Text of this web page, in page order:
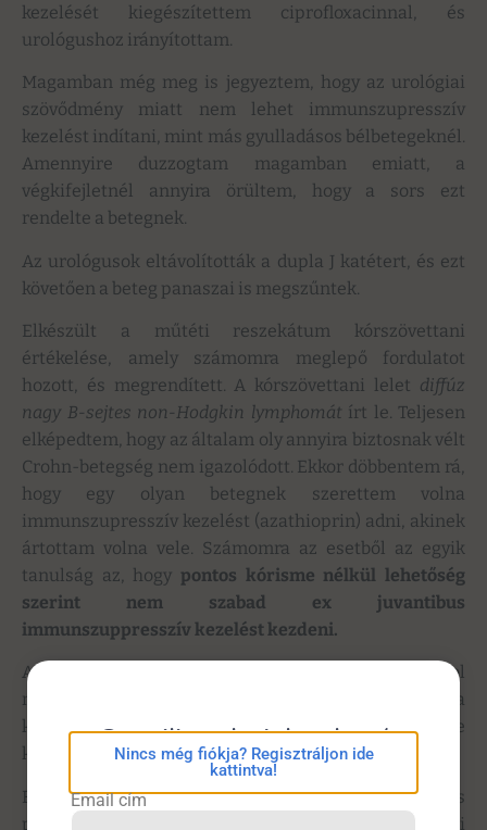
kezelését kiegészítettem ciprofloxacinnal, és
urológushoz irányítottam.
Magamban még meg is jegyeztem, hogy az urológiai
szövődmény miatt nem lehet immunszupresszív
kezelést indítani, mint más gyulladásos bélbetegeknél.
Amennyire duzzogtam magamban emiatt, a
végkifejletnél annyira örültem, hogy a sors ezt
rendelte a betegnek.
Az urológusok eltávolították a dupla J katétert, és ezt
követően a beteg panaszai is megszűntek.
Elkészült a műtéti reszekátum kórszövettani
értékelése, amely számomra meglepő fordulatot
hozott, és megrendített. A kórszövettani lelet diffúz
nagy B-sejtes non-Hodgkin lymphomát írt le. Teljesen
elképedtem, hogy az általam oly annyira biztosnak vélt
Crohn-betegség nem igazolódott. Ekkor döbbentem rá,
hogy egy olyan betegnek szerettem volna
immunszupresszív kezelést (azathioprin) adni, akinek
ártottam volna vele. Számomra az esetből az egyik
tanulság az, hogy pontos kórisme nélkül lehetőség
szerint nem szabad ex juvantibus
immunszuppresszív kezelést kezdeni.
A beteget lymphomacentrumba irányítottuk, ahol
megfelelő kezelés mellett komplett remisszióba
került, meggyógyult. A beteget immáron harmadik éve
követjük, és jól van.
Fiatal nőbeteg Crohn-betegségre gyanús, típusos
panaszait a képalkotó vizsgálatok is megerősíteni
eConsilium bejelentkezés
Nincs még fiókja? Regisztráljon ide
kattintva!
Email cím